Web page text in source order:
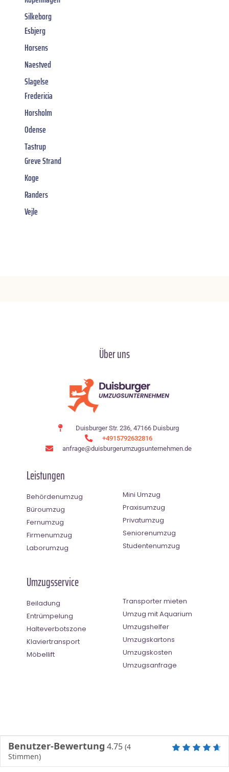
Silkeborg
Esbjerg
Horsens
Naestved
Slagelse
Fredericia
Horsholm
Odense
Tastrup
Greve Strand
Koge
Randers
Vejle
Über uns
Duisburger Str. 236, 47166 Duisburg
+4915792632816
anfrage@duisburgerumzugsunternehmen.de
Leistungen
Behördenumzug
Büroumzug
Fernumzug
Firmenumzug
Laborumzug
Mini Umzug
Praxisumzug
Privatumzug
Seniorenumzug
Studentenumzug
Umzugsservice
Beiladung
Entrümpelung
Halteverbotszone
Klaviertransport
Möbellift
Transporter mieten
Umzug mit Aquarium
Umzugshelfer
Umzugskartons
Umzugskosten
Umzugsanfrage
Benutzer-Bewertung 4.75 (4
Stimmen)